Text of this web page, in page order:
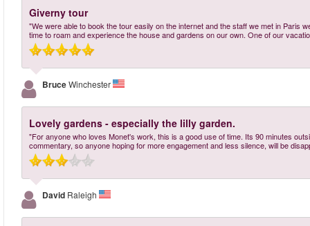
Giverny tour
"We were able to book the tour easily on the internet and the staff we met in Paris
time to roam and experience the house and gardens on our own. One of our
BruceWinchester
Lovely gardens - especially the lilly garden.
"For anyone who loves Monet's work, this is a good use of time. Its 90 minutes
commentary, so anyone hoping for more engagement and less silence, will be
David Raleigh